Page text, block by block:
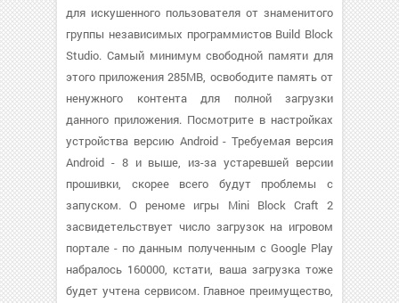
для искушенного пользователя от знаменитого
группы независимых программистов Build Block
Studio. Самый минимум свободной памяти для
этого приложения 285MB, освободите память от
ненужного контента для полной загрузки
данного приложения. Посмотрите в настройках
устройства версию Android - Требуемая версия
Android - 8 и выше, из-за устаревшей версии
прошивки, скорее всего будут проблемы с
запуском. О реноме игры Mini Block Craft 2
засвидетельствует число загрузок на игровом
портале - по данным полученным с Google Play
набралось 160000, кстати, ваша загрузка тоже
будет учтена сервисом. Главное преимущество,